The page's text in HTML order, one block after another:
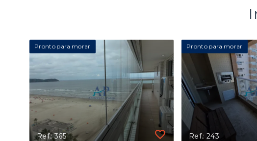
Pronto para morar
Ref.: 365
Pronto para morar
Ref.: 243